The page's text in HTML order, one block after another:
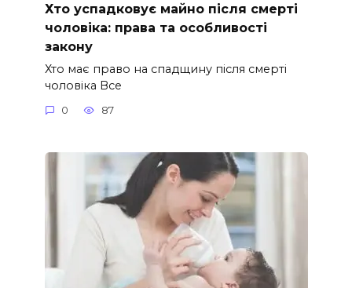
Хто успадковує майно після смерті
чоловіка: права та особливості
закону
Хто має право на спадщину після смерті
чоловіка Все
0 87